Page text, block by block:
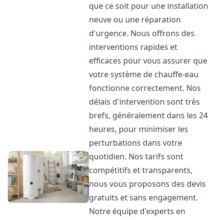
que ce soit pour une installation
neuve ou une réparation
d'urgence. Nous offrons des
interventions rapides et
efficaces pour vous assurer que
votre système de chauffe-eau
fonctionne correctement. Nos
délais d'intervention sont très
brefs, généralement dans les 24
heures, pour minimiser les
perturbations dans votre
quotidien. Nos tarifs sont
compétitifs et transparents,
nous vous proposons des devis
gratuits et sans engagement.
Notre équipe d'experts en